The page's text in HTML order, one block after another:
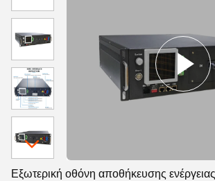
Εξωτερική οθόνη αποθήκευσης